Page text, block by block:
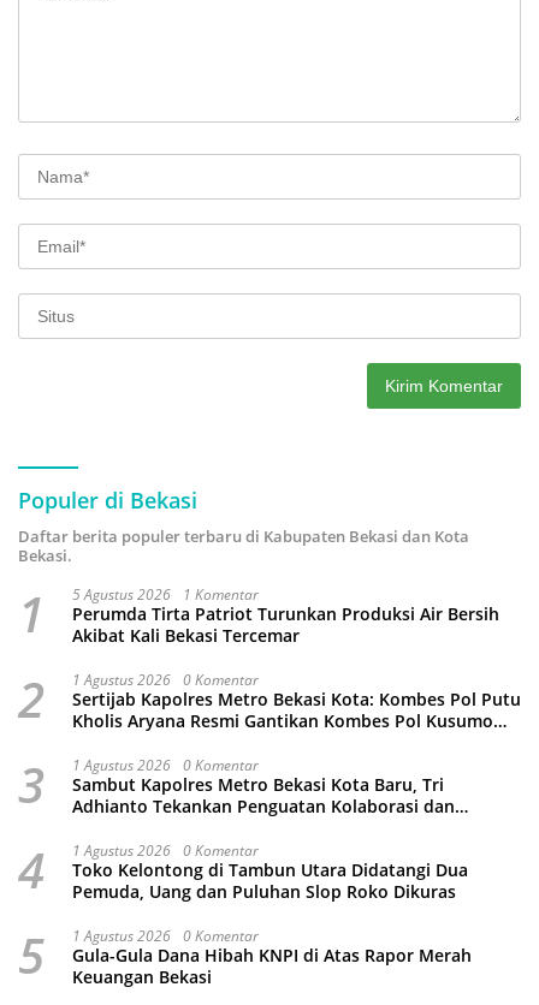
Populer di Bekasi
Daftar berita populer terbaru di Kabupaten Bekasi dan Kota
Bekasi.
1 5 Agustus 2026 1 Komentar
Perumda Tirta Patriot Turunkan Produksi Air Bersih
Akibat Kali Bekasi Tercemar
2 1 Agustus 2026 0 Komentar
Sertijab Kapolres Metro Bekasi Kota: Kombes Pol Putu
Kholis Aryana Resmi Gantikan Kombes Pol Kusumo
3 1 Agustus 2026 0 Komentar
Sambut Kapolres Metro Bekasi Kota Baru, Tri
Adhianto Tekankan Penguatan Kolaborasi dan
4 1 Agustus 2026 0 Komentar
Toko Kelontong di Tambun Utara Didatangi Dua
Pemuda, Uang dan Puluhan Slop Roko Dikuras
5 1 Agustus 2026 0 Komentar
Gula-Gula Dana Hibah KNPI di Atas Rapor Merah
Keuangan Bekasi